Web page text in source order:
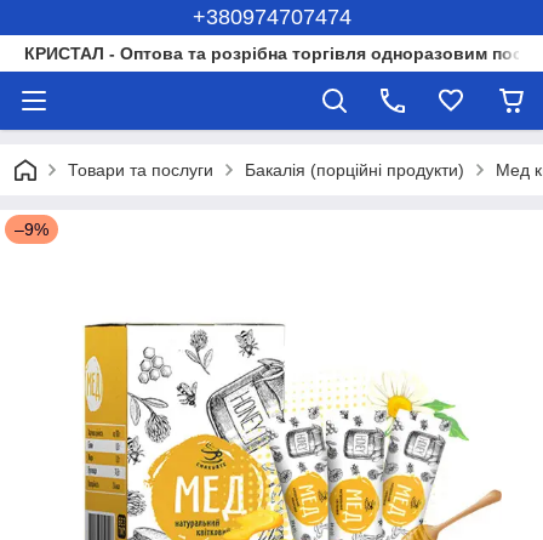
+380974707474
КРИСТАЛ - Оптова та розрібна торгівля одноразовим
Товари та послуги Бакалія (порційні продукти) Мед
–9%